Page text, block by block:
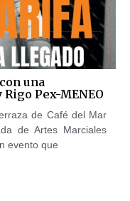
una
Pex-MENEO
de Café del Mar
de Artes Marciales
evento que